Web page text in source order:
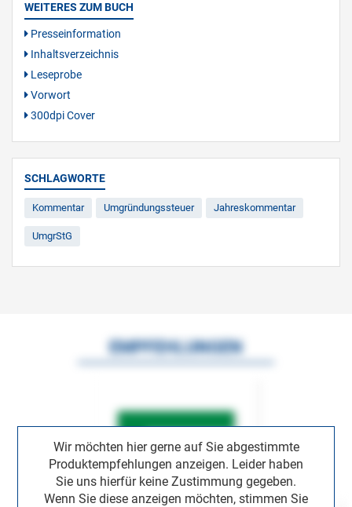
WEITERES ZUM BUCH
Presseinformation
Inhaltsverzeichnis
Leseprobe
Vorwort
300dpi Cover
SCHLAGWORTE
Kommentar Umgründungssteuer Jahreskommentar
UmgrStG
Wir möchten hier gerne auf Sie abgestimmte
Produktempfehlungen anzeigen. Leider haben
Sie uns hierfür keine Zustimmung gegeben.
Wenn Sie diese anzeigen möchten, stimmen Sie
EMPFEHLUNGEN